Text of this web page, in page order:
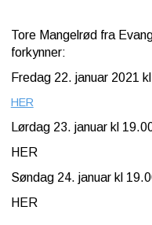
Tore Mangelrød fra
forkynner:
Fredag 22. januar 2021
HER
Lørdag 23. januar kl
HER
Søndag 24. januar kl
HER